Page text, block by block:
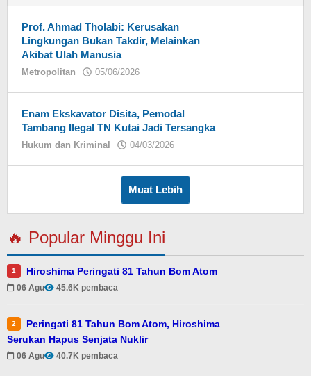
Prof. Ahmad Tholabi: Kerusakan
Lingkungan Bukan Takdir, Melainkan
Akibat Ulah Manusia
Metropolitan 05/06/2026
Enam Ekskavator Disita, Pemodal
Tambang Ilegal TN Kutai Jadi Tersangka
Hukum dan Kriminal 04/03/2026
Muat Lebih
🔥 Popular Minggu Ini
1 Hiroshima Peringati 81 Tahun Bom Atom
06 Agu 45.6K pembaca
2
Peringati 81 Tahun Bom Atom, Hiroshima
Serukan Hapus Senjata Nuklir
06 Agu 40.7K pembaca